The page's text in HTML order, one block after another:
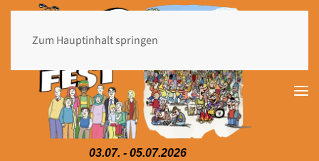
Zum Hauptinhalt springen
03.07. - 05.07.2026